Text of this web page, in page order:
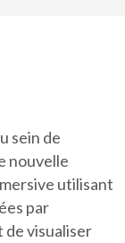
sein de
nouvelle
utilisant
par
de visualiser